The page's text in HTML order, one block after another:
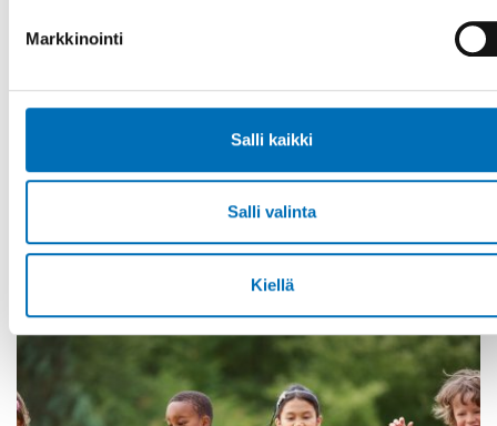
Markkinointi
Salli kaikki
Salli valinta
Kiellä
VAMMAISKYSYMYKSET
huvudsyftet då du arbetar med smarta städer och
samhällen. Människans behov [...]